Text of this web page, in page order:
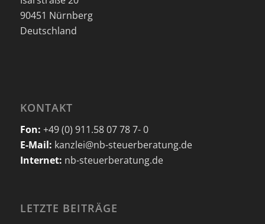
90451 Nürnberg
Deutschland
KONTAKT
Fon: +49 (0) 911.58 07 78 7- 0
E-Mail: kanzlei@nb-steuerberatung.de
Internet: nb-steuerberatung.de
LETZTE BEITRÄGE